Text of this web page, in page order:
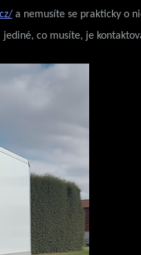
a nemusíte se prakticky o
co musíte, je